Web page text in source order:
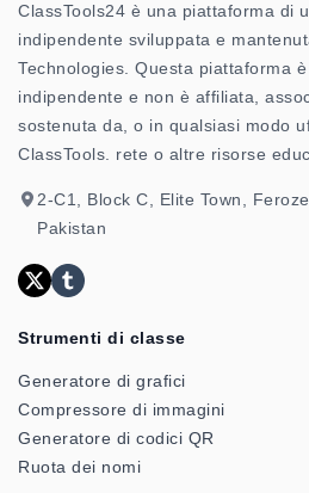
ClassTools24 è una piattaforma di
indipendente sviluppata e
Technologies. Questa piattaforma
indipendente e non è affiliata,
sostenuta da, o in qualsiasi modo
ClassTools. rete o altre risorse
2-C1, Block C, Elite Town,
Pakistan
Strumenti di classe
Generatore di grafici
Compressore di immagini
Generatore di codici QR
Ruota dei nomi